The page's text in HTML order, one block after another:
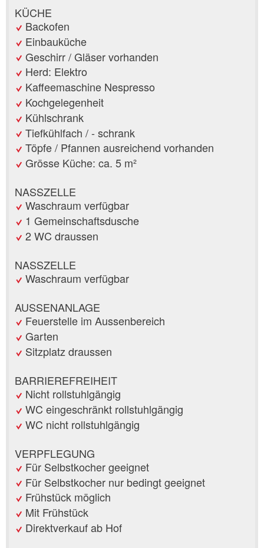
KÜCHE
Backofen
Einbauküche
Geschirr / Gläser vorhanden
Herd: Elektro
Kaffeemaschine Nespresso
Kochgelegenheit
Kühlschrank
Tiefkühlfach / - schrank
Töpfe / Pfannen ausreichend vorhanden
Grösse Küche: ca. 5 m²
NASSZELLE
Waschraum verfügbar
1 Gemeinschaftsdusche
2 WC draussen
NASSZELLE
Waschraum verfügbar
AUSSENANLAGE
Feuerstelle im Aussenbereich
Garten
Sitzplatz draussen
BARRIEREFREIHEIT
Nicht rollstuhlgängig
WC eingeschränkt rollstuhlgängig
WC nicht rollstuhlgängig
VERPFLEGUNG
Für Selbstkocher geeignet
Für Selbstkocher nur bedingt geeignet
Frühstück möglich
Mit Frühstück
Direktverkauf ab Hof